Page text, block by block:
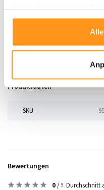
gesammelt haben.
, die mit ihrem
echtenAlltagsheldenwird.
Produktdaten
SKU
Bewertungen
0/ 5 Durchschnitt